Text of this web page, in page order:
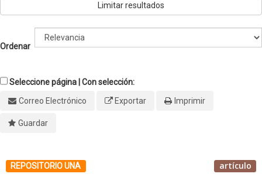
Limitar resultados
Ordenar
Seleccione página | Con selección:
Correo Electrónico
Exportar Imprimir
Guardar
REPOSITORIO UNA artículo